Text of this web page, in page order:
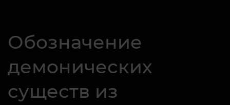
Обозначение
демонических
существ из